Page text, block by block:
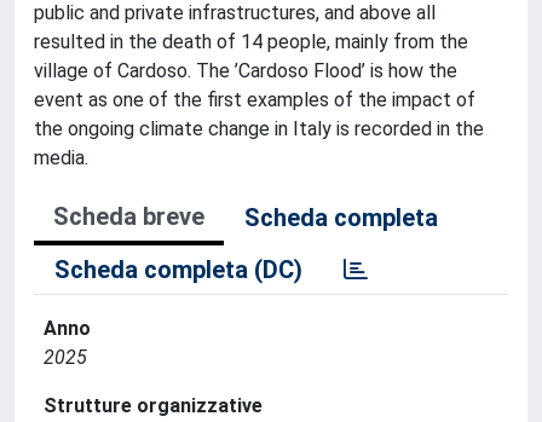
public and private infrastructures, and above all
resulted in the death of 14 people, mainly from the
village of Cardoso. The ’Cardoso Flood’ is how the
event as one of the first examples of the impact of
the ongoing climate change in Italy is recorded in the
media.
Scheda breve
Scheda completa
Scheda completa (DC)
Anno
2025
Strutture organizzative